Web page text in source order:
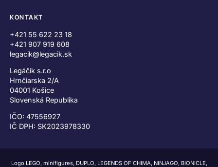
KONTAKT
+421 55 622 23 18
+421 907 919 608
legacik@legacik.sk
Legáčik s.r.o
Hrnčiarska 2/A
04001 Košice
Slovenská Republika
IČO: 47556927
IČ DPH: SK2023978330
Logo LEGO, minifigures, DUPLO, LEGENDS OF CHIMA, NINJAGO, BIONICLE,